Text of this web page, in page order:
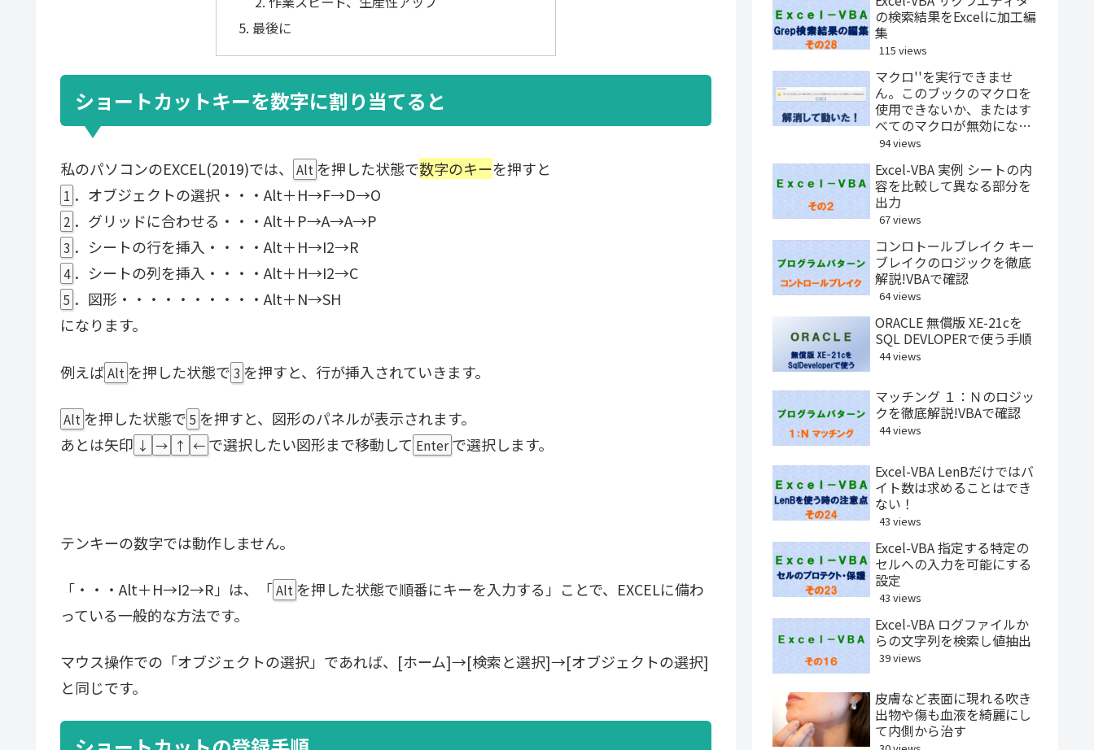
最後に
ショートカットキーを数字に割り当てると
私のパソコンのEXCEL(2019)では、 Alt を押した状態で数字のキーを押すと
1 ．オブジェクトの選択・・・Alt＋H→F→D→O
2 ．グリッドに合わせる・・・Alt＋P→A→A→P
3 ．シートの行を挿入・・・・Alt＋H→I2→R
4 ．シートの列を挿入・・・・Alt＋H→I2→C
5 ．図形・・・・・・・・・・Alt＋N→SH
になります。
例えばAlt を押した状態で 3 を押すと、行が挿入されていきます。
Alt を押した状態で 5 を押すと、図形のパネルが表示されます。
あとは矢印 ↓ → ↑ ← で選択したい図形まで移動して Enter で選択します。
テンキーの数字では動作しません。
「・・・Alt＋H→I2→R」は、「Alt を押した状態で順番にキーを入力する」ことで、EXCELに備わ
っている一般的な方法です。
マウス操作での「オブジェクトの選択」であれば、[ホーム]→[検索と選択]→[オブジェクトの選択]
と同じです。
の検索結果をExcelに加工編
集
115 views
マクロ''を実行できませ
ん。このブックのマクロを
使用できないか、またはす
べてのマクロが無効になっ
ている可能性があります
94 views
Excel-VBA 実例 シートの内
容を比較して異なる部分を
出力
67 views
コンロトールブレイク キー
ブレイクのロジックを徹底
解説!VBAで確認
64 views
ORACLE 無償版 XE-21cを
SQL DEVLOPERで使う手順
44 views
マッチング １：Ｎのロジッ
クを徹底解説!VBAで確認
44 views
Excel-VBA LenBだけではバ
イト数は求めることはでき
ない！
43 views
Excel-VBA 指定する特定の
セルへの入力を可能にする
設定
43 views
Excel-VBA ログファイルか
らの文字列を検索し値抽出
39 views
皮膚など表面に現れる吹き
出物や傷も血液を綺麗にし
て内側から治す